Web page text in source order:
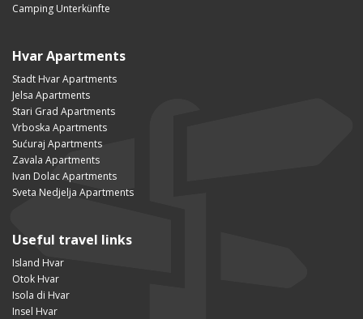
Camping Unterkünfte
Hvar Apartments
Stadt Hvar Apartments
Jelsa Apartments
Stari Grad Apartments
Vrboska Apartments
Sućuraj Apartments
Zavala Apartments
Ivan Dolac Apartments
Sveta Nedjelja Apartments
Useful travel links
Island Hvar
Otok Hvar
Isola di Hvar
Insel Hvar